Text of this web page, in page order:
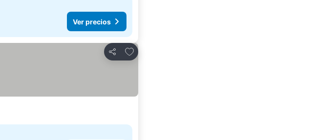
Ver precios
Compartir
Agregar a favoritos